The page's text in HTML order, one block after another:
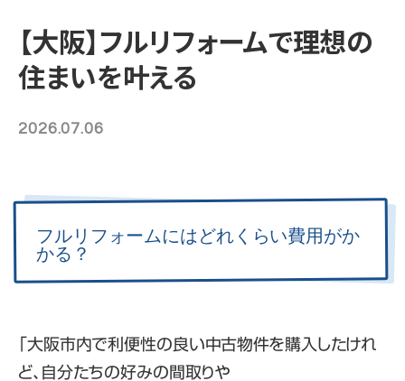
【大阪】フルリフォームで理想の
住まいを叶える
2026.07.06
フルリフォームにはどれくらい費用がか
かる？
「大阪市内で利便性の良い中古物件を購入したけれ
ど、自分たちの好みの間取りや